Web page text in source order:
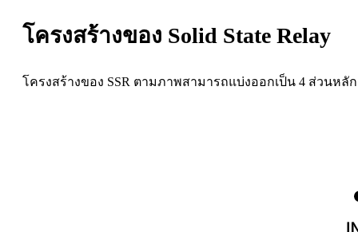
โครงสร้างของ Solid State Relay
โครงสร้างของ SSR ตามภาพสามารถแบ่งออกเป็น 4 ส่วนหลั